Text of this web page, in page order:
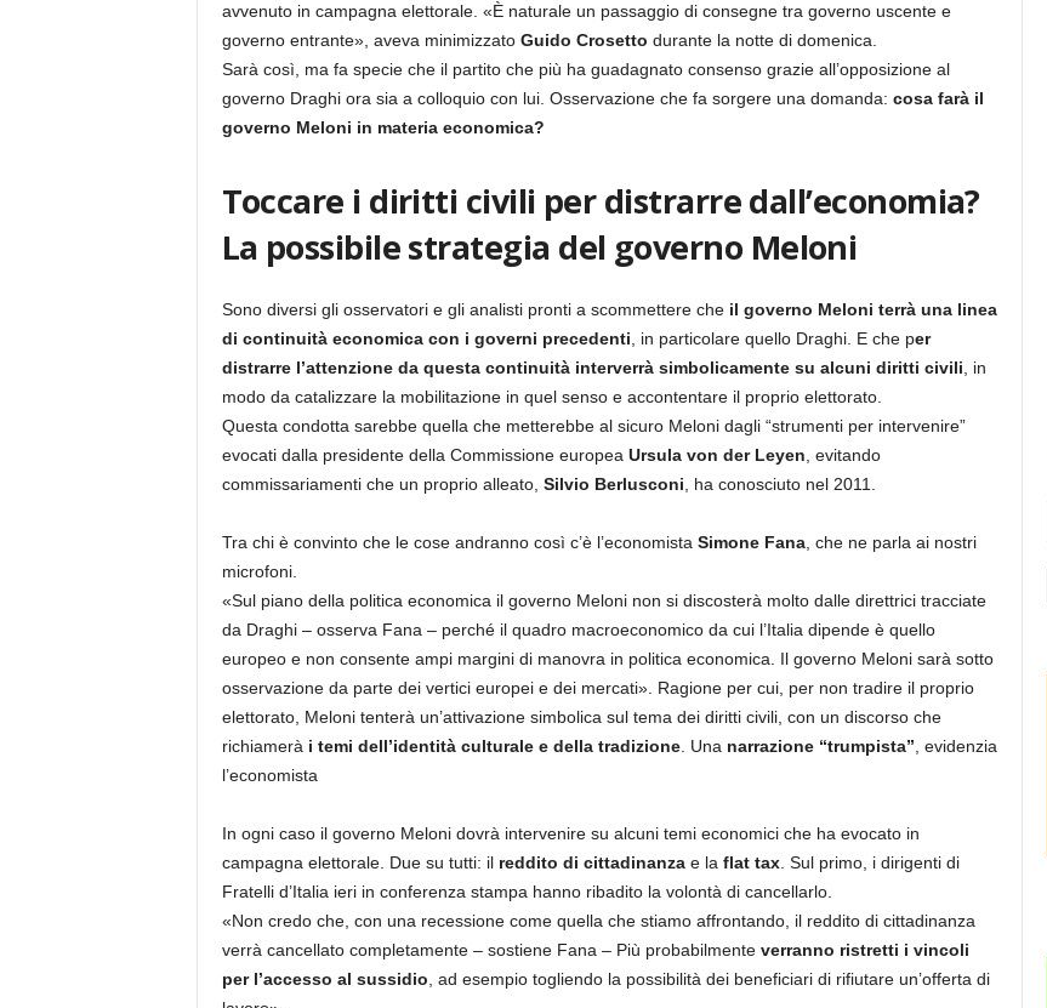
avvenuto in campagna elettorale. «È naturale un passaggio di consegne tra governo uscente e
governo entrante», aveva minimizzato Guido Crosetto durante la notte di domenica.
Sarà così, ma fa specie che il partito che più ha guadagnato consenso grazie all’opposizione al
governo Draghi ora sia a colloquio con lui. Osservazione che fa sorgere una domanda: cosa farà il
governo Meloni in materia economica?
Toccare i diritti civili per distrarre dall’economia?
La possibile strategia del governo Meloni
Sono diversi gli osservatori e gli analisti pronti a scommettere che il governo Meloni terrà una linea
di continuità economica con i governi precedenti , in particolare quello Draghi. E che per
distrarre l’attenzione da questa continuità interverrà simbolicamente su alcuni diritti civili , in
modo da catalizzare la mobilitazione in quel senso e accontentare il proprio elettorato.
Questa condotta sarebbe quella che metterebbe al sicuro Meloni dagli “strumenti per intervenire”
evocati dalla presidente della Commissione europea Ursula von der Leyen , evitando
commissariamenti che un proprio alleato, Silvio Berlusconi , ha conosciuto nel 2011.
Tra chi è convinto che le cose andranno così c’è l’economista Simone Fana, che ne parla ai nostri
microfoni.
«Sul piano della politica economica il governo Meloni non si discosterà molto dalle direttrici tracciate
da Draghi – osserva Fana – perché il quadro macroeconomico da cui l’Italia dipende è quello
europeo e non consente ampi margini di manovra in politica economica. Il governo Meloni sarà sotto
osservazione da parte dei vertici europei e dei mercati». Ragione per cui, per non tradire il proprio
elettorato, Meloni tenterà un’attivazione simbolica sul tema dei diritti civili, con un discorso che
richiamerà i temi dell’identità culturale e della tradizione. Una narrazione “trumpista” , evidenzia
l’economista
In ogni caso il governo Meloni dovrà intervenire su alcuni temi economici che ha evocato in
campagna elettorale. Due su tutti: il reddito di cittadinanzae la flat tax. Sul primo, i dirigenti di
Fratelli d’Italia ieri in conferenza stampa hanno ribadito la volontà di cancellarlo.
«Non credo che, con una recessione come quella che stiamo affrontando, il reddito di cittadinanza
verrà cancellato completamente – sostiene Fana – Più probabilmente verranno ristretti i vincoli
per l’accesso al sussidio , ad esempio togliendo la possibilità dei beneficiari di rifiutare un’offerta di